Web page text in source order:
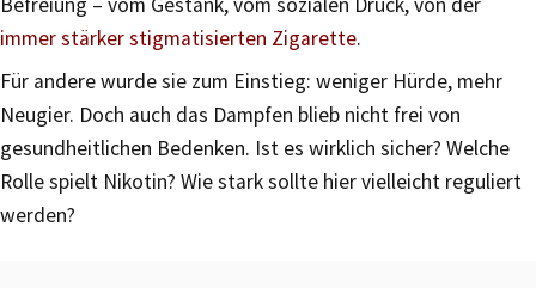
immer stärker stigmatisierten Zigarette.
Für andere wurde sie zum Einstieg: weniger Hürde, mehr
Neugier. Doch auch das Dampfen blieb nicht frei von
gesundheitlichen Bedenken. Ist es wirklich sicher? Welche
Rolle spielt Nikotin? Wie stark sollte hier vielleicht reguliert
werden?